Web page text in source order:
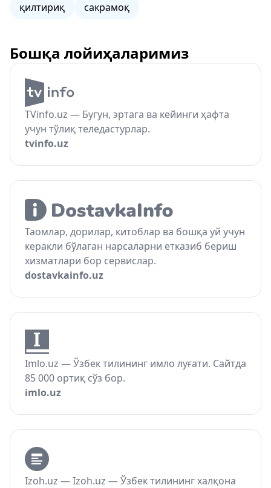
қилтириқ
сакрамоқ
Бошқа лойиҳаларимиз
TVinfo.uz — Бугун, эртага ва кейинги ҳафта
учун тўлиқ теледастурлар.
tvinfo.uz
Таомлар, дорилар, китоблар ва бошқа уй учун
керакли бўлаган нарсаларни етказиб бериш
хизматлари бор сервислар.
dostavkainfo.uz
Imlo.uz — Ўзбек тилининг имло луғати. Сайтда
85 000 ортиқ сўз бор.
imlo.uz
Izoh.uz — Izoh.uz — Ўзбек тилининг халқона